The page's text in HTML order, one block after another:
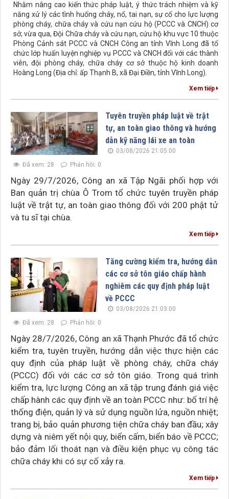
Nhằm nâng cao kiến thức pháp luật, ý thức trách nhiệm và kỹ
năng xử lý các tình huống cháy, nổ, tai nạn, sự cố cho lực lượng
phòng cháy, chữa cháy và cứu nạn cứu hộ (PCCC và CNCH) cơ
sở; vừa qua, Đội Chữa cháy và cứu nạn, cứu hộ khu vực 10 thuộc
Phòng Cảnh sát PCCC và CNCH Công an tỉnh Vĩnh Long đã tổ
chức lớp huấn luyện nghiệp vụ PCCC và CNCH đối với các thành
viên, đội phòng cháy, chữa cháy cơ sở thuộc hộ kinh doanh
Hoàng Long (Địa chỉ: ấp Thạnh B, xã Đại Điền, tỉnh Vĩnh Long).
Xem tiếp
Tuyên truyền pháp luật về trật
tự, an toàn giao thông và hướng
dẫn kỹ năng lái xe an toàn
03/08/2026 21:05:00
Đã xem: 28
Phản hồi: 0
Ngày 29/7/2026, Công an xã Tập Ngãi phối hợp với
Ban quản trị chùa Ô Trom tổ chức tuyên truyền pháp
luật về trật tự, an toàn giao thông đối với 200 phật tử
và tu sĩ tại chùa.
Xem tiếp
Tăng cường kiểm tra, hướng dẫn
các cơ sở tôn giáo chấp hành
nghiêm các quy định pháp luật
về PCCC
03/08/2026 21:03:00
Đã xem: 28
Phản hồi: 0
Ngày 28/7/2026, Công an xã Thạnh Phước đã tổ chức
kiểm tra, tuyên truyền, hướng dẫn việc thực hiện các
quy định của pháp luật về phòng cháy, chữa cháy
(PCCC) đối với các cơ sở tôn giáo. Trong quá trình
kiểm tra, lực lượng Công an xã tập trung đánh giá việc
chấp hành các quy định về an toàn PCCC như: bố trí hệ
thống điện, quản lý và sử dụng nguồn lửa, nguồn nhiệt;
trang bị, bảo quản phương tiện chữa cháy ban đầu; xây
dựng và niêm yết nội quy, biển cấm, biển báo về PCCC;
bảo đảm lối thoát nạn và điều kiện phục vụ công tác
chữa cháy khi có sự cố xảy ra.
Xem tiếp